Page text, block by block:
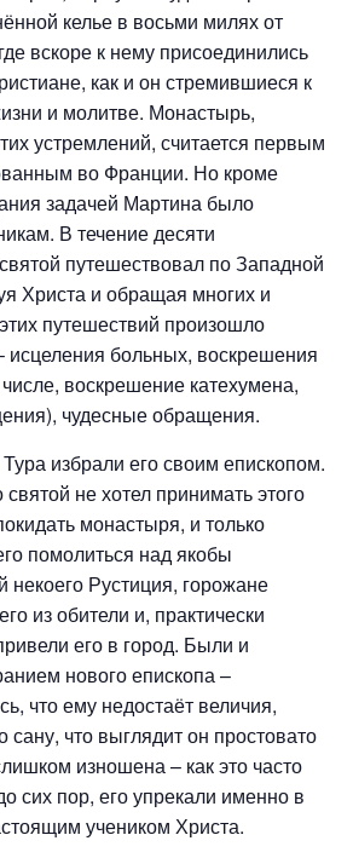
келье в восьми милях от
вскоре к нему присоединились
как и он стремившиеся к
и молитве. Монастырь,
устремлений, считается первым
во Франции. Но кроме
задачей Мартина было
В течение десяти
путешествовал по Западной
Христа и обращая многих и
путешествий произошло
исцеления больных, воскрешения
воскрешение катехумена,
чудесные обращения.
избрали его своим епископом.
не хотел принимать этого
монастыря, и только
помолиться над якобы
Рустиция, горожане
из обители и, практически
его в город. Были и
нового епископа –
что ему недостаёт величия,
сану, что выглядит он простовато
изношена – как это часто
сих пор, его упрекали именно в
учеником Христа.